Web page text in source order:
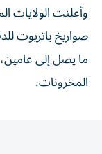
وأعلنت الولايات
صواريخ باتريوت
ما يصل إلى
المخزونات.